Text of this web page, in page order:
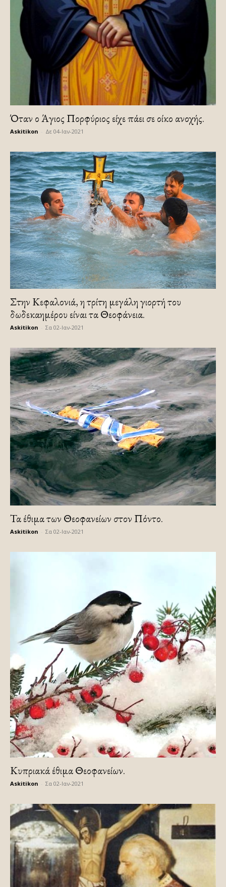
Όταν ο Άγιος Πορφύριος είχε πάει σε οίκο ανοχής.
Askitikon Δε 04-Ιαν-2021
Στην Κεφαλονιά, η τρίτη μεγάλη γιορτή του
δωδεκαημέρου είναι τα Θεοφάνεια.
Askitikon Σα 02-Ιαν-2021
Τα έθιμα των Θεοφανείων στον Πόντο.
Askitikon Σα 02-Ιαν-2021
Κυπριακά έθιμα Θεοφανείων.
Askitikon Σα 02-Ιαν-2021